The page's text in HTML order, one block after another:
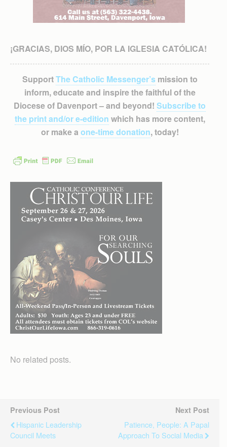
¡GRACIAS, DIOS MÍO, POR LA IGLESIA CATÓLICA!
SupportThe Catholic Messenger’smission to
inform, educate and inspire the faithful of the
Diocese of Davenport – and beyond! Subscribe to
the print and/or e-edition which has more content,
or make a one-time donation, today!
No related posts.
Previous Post
Hispanic Leadership
Council Meets
Next Post
Patience, People: A Papal
Approach To Social Media